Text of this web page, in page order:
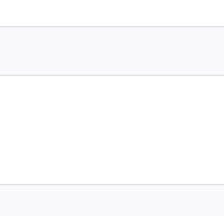
quốc tế ISO 3077- 1984,